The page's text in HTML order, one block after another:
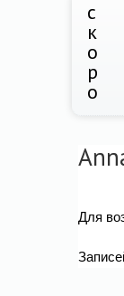
с
к
о
р
о
Для